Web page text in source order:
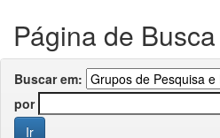
Página de Busca
Buscar em:
por